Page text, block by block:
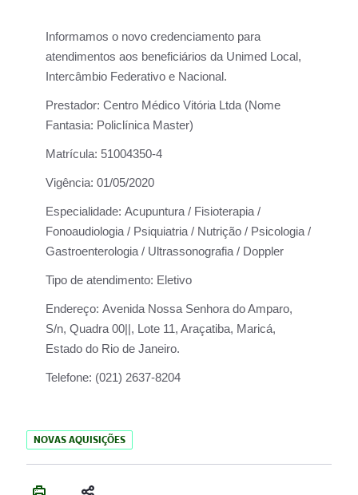
Informamos o novo credenciamento para
atendimentos aos beneficiários da Unimed Local,
Intercâmbio Federativo e Nacional.
Prestador: Centro Médico Vitória Ltda (Nome
Fantasia: Policlínica Master)
Matrícula: 51004350-4
Vigência: 01/05/2020
Especialidade: Acupuntura / Fisioterapia /
Fonoaudiologia / Psiquiatria / Nutrição / Psicologia /
Gastroenterologia / Ultrassonografia / Doppler
Tipo de atendimento: Eletivo
Endereço: Avenida Nossa Senhora do Amparo,
S/n, Quadra 00||, Lote 11, Araçatiba, Maricá,
Estado do Rio de Janeiro.
Telefone: (021) 2637-8204
NOVAS AQUISIÇÕES